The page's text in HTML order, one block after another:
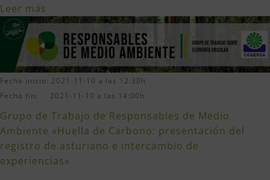
Leer más
Fecha inicio: 2021-11-10 a las 12:30h
Fecha fin: 2021-11-10 a las 14:00h
Grupo de Trabajo de Responsables de Medio
Ambiente «Huella de Carbono: presentación del
registro de asturiano e intercambio de
experiencias»